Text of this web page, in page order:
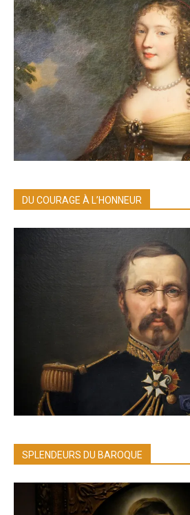
DU COURAGE À L’HONNEUR
SPLENDEURS DU BAROQUE